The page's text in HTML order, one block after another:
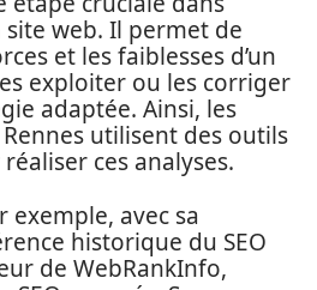
site web. Il permet de
et les faiblesses d’un
exploiter ou les corriger
adaptée. Ainsi, les
utilisent des outils
ces analyses.
exemple, avec sa
historique du SEO
de WebRankInfo,